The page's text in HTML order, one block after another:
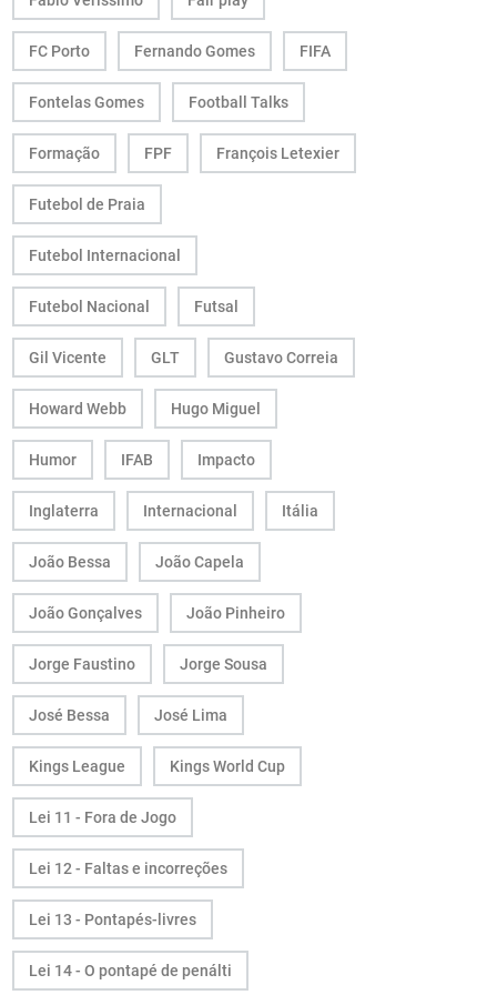
FC Porto Fernando Gomes FIFA
Fontelas Gomes Football Talks
Formação FPF François Letexier
Futebol de Praia
Futebol Internacional
Futebol Nacional Futsal
Gil Vicente GLT Gustavo Correia
Howard Webb Hugo Miguel
Humor IFAB Impacto
Inglaterra Internacional Itália
João Bessa João Capela
João Gonçalves João Pinheiro
Jorge Faustino Jorge Sousa
José Bessa José Lima
Kings League Kings World Cup
Lei 11 - Fora de Jogo
Lei 12 - Faltas e incorreções
Lei 13 - Pontapés-livres
Lei 14 - O pontapé de penálti